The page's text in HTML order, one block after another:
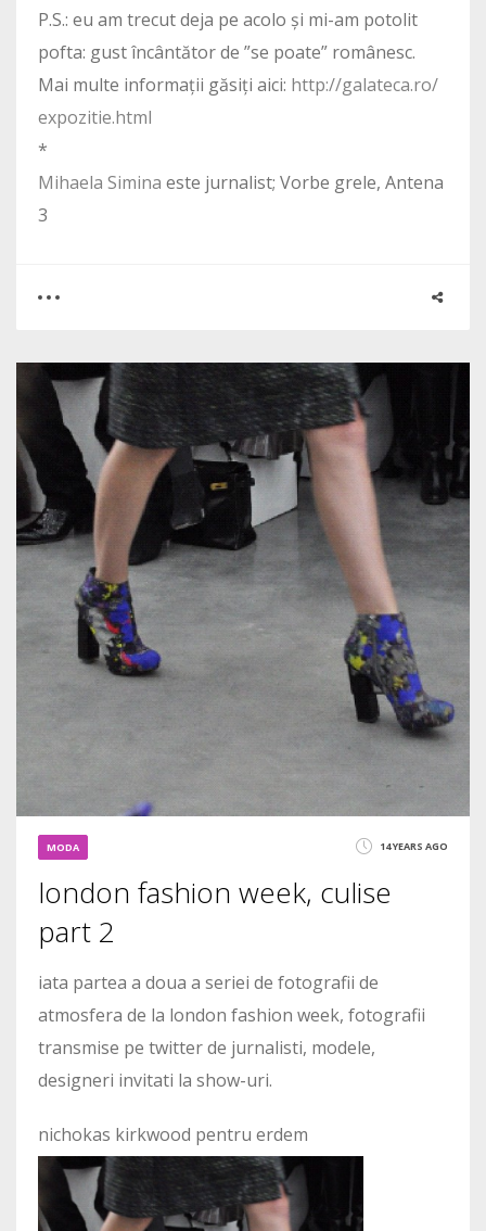
P.S.: eu am trecut deja pe acolo și mi-am potolit
pofta: gust încântător de ”se poate” românesc.
Mai multe informații găsiți aici: http://galateca.ro/
expozitie.html
*
Mihaela Simina este jurnalist; Vorbe grele, Antena
3
MODA 14 YEARS AGO
london fashion week, culise
part 2
iata partea a doua a seriei de fotografii de
atmosfera de la london fashion week, fotografii
transmise pe twitter de jurnalisti, modele,
designeri invitati la show-uri.
nichokas kirkwood pentru erdem